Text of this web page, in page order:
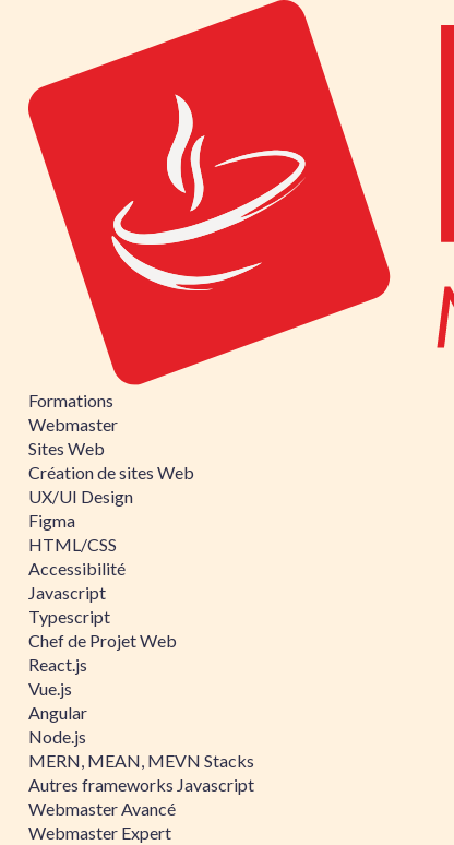
Formations
Webmaster
Sites Web
Création de sites Web
UX/UI Design
Figma
HTML/CSS
Accessibilité
Javascript
Typescript
Chef de Projet Web
React.js
Vue.js
Angular
Node.js
MERN, MEAN, MEVN Stacks
Autres frameworks Javascript
Webmaster Avancé
Webmaster Expert